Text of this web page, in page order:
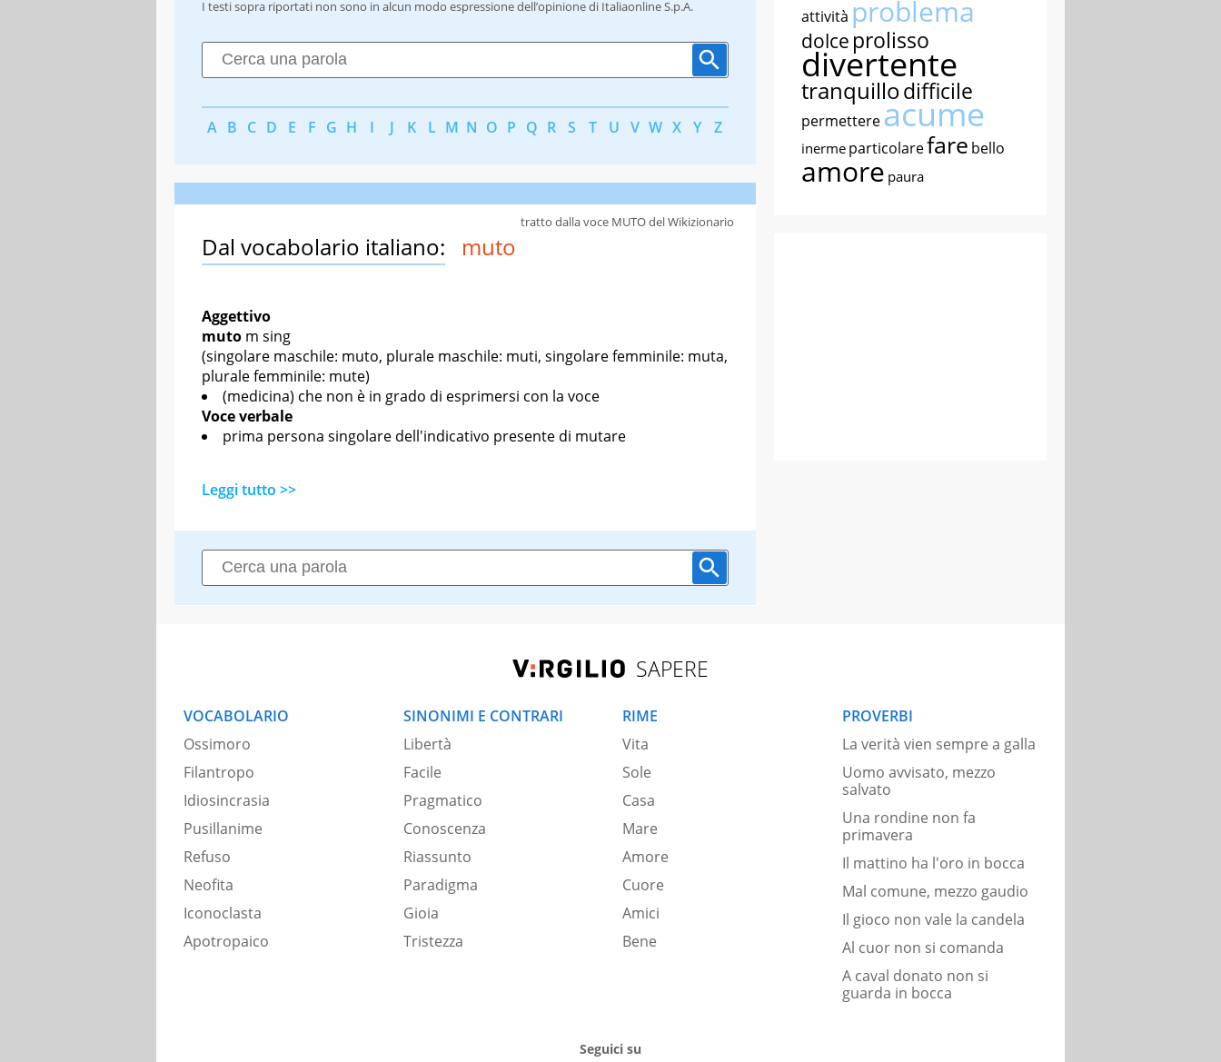
I testi sopra riportati non sono in alcun modo espressione dell’opinione di Italiaonline S.p.A.
A B C D E F G H I J K L M N O P Q R S T U V W X Y Z
Dal vocabolario italiano: muto
Aggettivo
muto m sing
(singolare maschile: muto, plurale maschile: muti, singolare femminile: muta,
plurale femminile: mute)
(medicina) che non è in grado di esprimersi con la voce
Voce verbale
prima persona singolare dell'indicativo presente di mutare
Leggi tutto >>
tratto dalla voce MUTO del Wikizionario
attività problema
dolce prolisso
divertente
tranquillodifficile
permettereacume
inerme particolarefare bello
amore paura
SAPERE
VOCABOLARIO
Ossimoro
Filantropo
Idiosincrasia
Pusillanime
Refuso
Neofita
Iconoclasta
Apotropaico
SINONIMI E CONTRARI
Libertà
Facile
Pragmatico
Conoscenza
Riassunto
Paradigma
Gioia
Tristezza
RIME
Vita
Sole
Casa
Mare
Amore
Cuore
Amici
Bene
PROVERBI
La verità vien sempre a galla
Uomo avvisato, mezzo
salvato
Una rondine non fa
primavera
Il mattino ha l'oro in bocca
Mal comune, mezzo gaudio
Il gioco non vale la candela
Al cuor non si comanda
A caval donato non si
guarda in bocca
Seguici su